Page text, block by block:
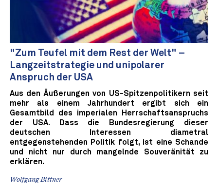
"Zum Teufel mit dem Rest der Welt" –
Langzeitstrategie und unipolarer
Anspruch der USA
Aus den Äußerungen von US-Spitzenpolitikern seit
mehr als einem Jahrhundert ergibt sich ein
Gesamtbild des imperialen Herrschaftsanspruchs
der USA. Dass die Bundesregierung dieser
deutschen Interessen diametral
entgegenstehenden Politik folgt, ist eine Schande
und nicht nur durch mangelnde Souveränität zu
erklären.
Wolfgang Bittner